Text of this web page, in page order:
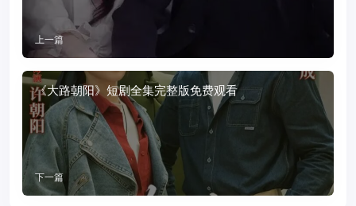
上一篇
《大路朝阳》短剧全集完整版免费观看
下一篇